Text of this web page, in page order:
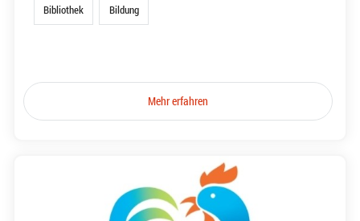
Bibliothek Bildung
Mehr erfahren